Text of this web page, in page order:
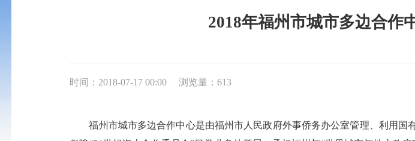
2018年福州市城市多边合作
时间：2018-07-17 00:00 浏览量：613
福州市城市多边合作中心是由福州市人民政府外事侨务办公室管理、利用国